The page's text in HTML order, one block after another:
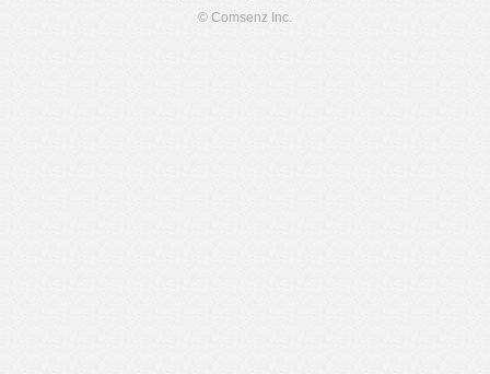
© Comsenz Inc.